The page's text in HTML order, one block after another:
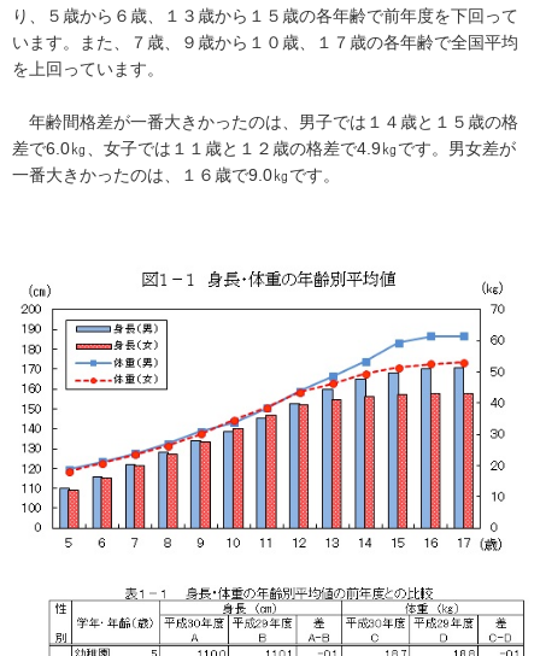
り、５歳から６歳、１３歳から１５歳の各年齢で前年度を下回って
います。また、７歳、９歳から１０歳、１７歳の各年齢で全国平均
を上回っています。
年齢間格差が一番大きかったのは、男子では１４歳と１５歳の格
差で6.0㎏、女子では１１歳と１２歳の格差で4.9㎏です。男女差が
一番大きかったのは、１６歳で9.0㎏です。